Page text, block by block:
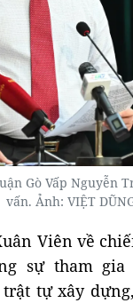
Gò Vấp Nguyễn
vấn. Ảnh: VIỆT
Viên về
sự tham
tự xây